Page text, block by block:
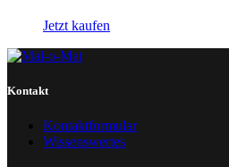
Jetzt kaufen
Kontakt
Kontaktformular
Wissenswertes